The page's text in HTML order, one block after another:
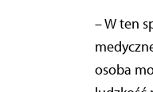
– W ten
osoba